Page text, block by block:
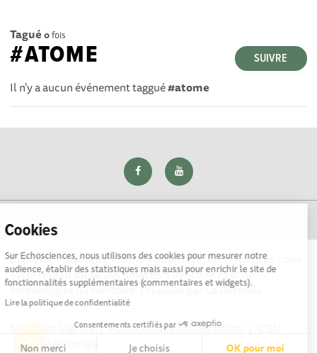
Cookies
Sur Echosciences, nous utilisons des cookies pour mesurer notre
audience, établir des statistiques mais aussi pour enrichir le site de
fonctionnalités supplémentaires (commentaires et widgets).
Lire la politique de confidentialité
Consentements certifiés par
Non merci Je choisis OK pour moi
Tagué 0fois
SUIVRE
#ATOME
Il n'y a aucun événement taggué#atome
Explorer, s’exprimer, rentrer en contact : Echosciences Loire
est le réseau social des amateurs de sciences et de
technologies du territoire. Propulsé parLa Rotonde
Mentions légales|Politique de confidentialité
|Ligne éditoriale